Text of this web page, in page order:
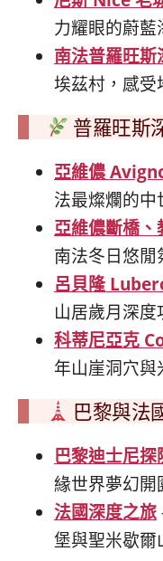
力耀眼的蔚藍
南法普羅旺斯
埃茲村，感受
普羅旺斯
亞維儂
法最燦爛的中
亞維儂斷橋、
南法冬日悠閒
呂貝隆
山居歲月深度
科蒂尼亞克
年山崖洞穴與
巴黎與法
巴黎迪士尼探
緣世界夢幻開
法國深度之旅
堡與聖米歇爾